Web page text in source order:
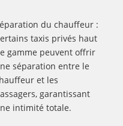
du chauffeur :
taxis privés haut
gamme peuvent offrir
séparation entre le
et les
garantissant
intimité totale.